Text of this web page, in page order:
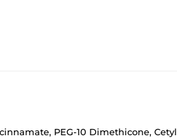
PEG-10 Dimethicone, Cetyl